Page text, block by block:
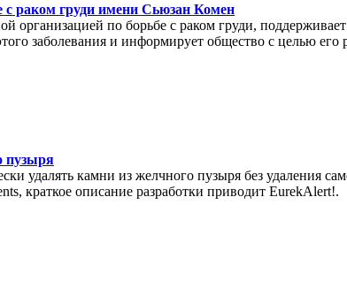
с раком груди имени Сьюзан Комен
организацией по борьбе с раком груди,
заболевания и информирует общество с целью его
пузыря
удалять камни из желчного пузыря без удаления
краткое описание разработки приводит EurekAlert!.